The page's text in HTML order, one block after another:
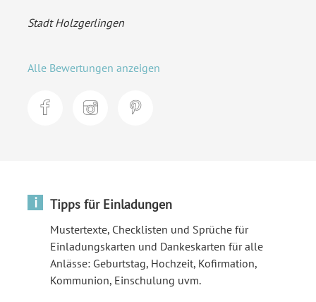
Stadt Holzgerlingen
Alle Bewertungen anzeigen
i Tipps für Einladungen
Mustertexte, Checklisten und Sprüche für
Einladungskarten und Dankeskarten für alle
Anlässe: Geburtstag, Hochzeit, Kofirmation,
Kommunion, Einschulung uvm.